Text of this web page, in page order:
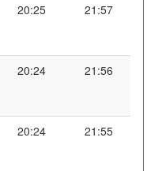
20:25 21:57
20:24 21:56
20:24 21:55